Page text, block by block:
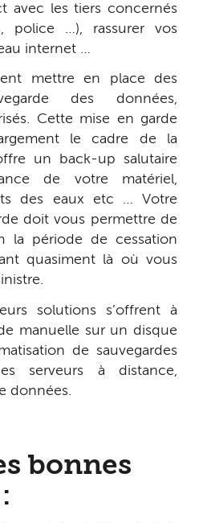
avec les tiers concernés
police …), rassurer vos
internet …
mettre en place des
des données,
Cette mise en garde
le cadre de la
un back-up salutaire
de votre matériel,
des eaux etc … Votre
doit vous permettre de
la période de cessation
quasiment là où vous
solutions s’offrent à
manuelle sur un disque
de sauvegardes
serveurs à distance,
données.
bonnes